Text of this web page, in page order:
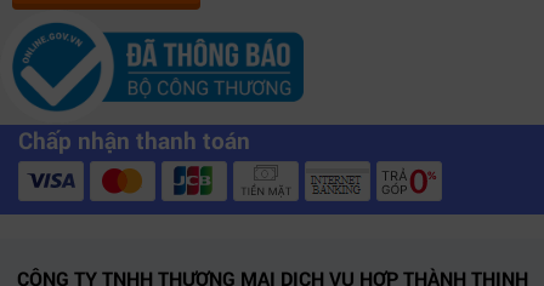
Chấp nhận thanh toán
CÔNG TY TNHH THƯƠNG MẠI DỊCH VỤ HỢP THÀNH THỊNH